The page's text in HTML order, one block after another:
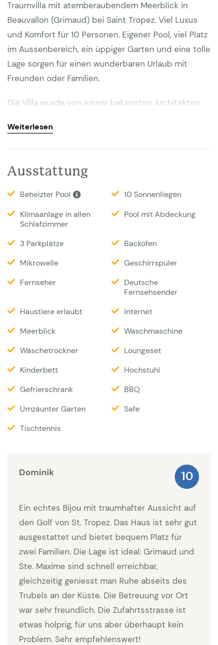
Traumvilla mit atemberaubendem Meerblick in
Beauvallon (Grimaud) bei Saint Tropez. Viel Luxus
und Komfort für 10 Personen. Eigener Pool, viel Platz
im Aussenbereich, ein üppiger Garten und eine tolle
Lage sorgen für einen wunderbaren Urlaub mit
Freunden oder Familien.
Die Villa wurde von einem bekannten Architekten
befindet sich gleich oberhalb beim Golfplatz von
Sainte-Maxime, Grimaud und der berühmte Strand
Pampelonne sind schnell erreichbar.
Das grosse Grundstück wurde wunderbar gestaltet.
Die zahlreichen Terrassen laden zum Genießen und
Entspannen ein. Ihnen steht ein Pool 13 x 4m mit
Poolheizung (auf Anfrage) zur Verfügung. Beim
Schirme, eine Außendusche und ist mit einer
sich die sogenannte „Zone Verte“, mit alten Oliven-
und Korkeichenbäumen. Eine gemauerte Bank lädt
zum Verweilen ein mit magischem Blickes über die
Landschaft ein.Das Meer liegt in etwa 1 KM Abstand
und ist gut zu sehen. In der Garage befinden sich
Spielsachen sowie eine fahrbare und ausklappbare
mehrere Sitzgruppen sowie zwei Überdachte
umzäunt. Aussreichend Parkplätze vorhanden.
Sie betreten die Villa im ersten Stock. Im Haus
befindet sich ein großes, helles Esszimmer mit
langem Esstisch und 10 Stühlen. Von hier haben Sie
Zugang zur Terrasse mit Blick auf St. Tropez und das
Meer. Es gibt ein großes, helles Wohnzimmer mit
großer Sitzlandschaft Auch vom Wohnzimmer aus
gibt es Zugang zur Terrasse. Die Küche ist sehr gut
ausgestattete mit Backofen, Herd, großem
Kühlschrank, Kaffeemaschine, Espressomaschine,
Mixer, Toaster, Wasserkocher, Markengeschirr und
Weiterlesen
Ausstattung
Beheizter Pool
10 Sonnenliegen
Klimaanlage in allen
Schlafzimmer
Pool mit Abdeckung
3 Parkplätze
Backofen
Mikrowelle
Geschirrspüler
Fernseher
Deutsche
Fernsehsender
Haustiere erlaubt
Internet
Meerblick
Waschmaschine
Wäschetrockner
Loungeset
Kinderbett
Hochstuhl
Gefrierschrank
BBQ
Umzäunter Garten
Safe
Tischtennis
Dominik 10
Ein echtes Bijou mit traumhafter Aussicht auf
den Golf von St. Tropez. Das Haus ist sehr gut
ausgestattet und bietet bequem Platz für
zwei Familien. Die Lage ist ideal: Grimaud und
Ste. Maxime sind schnell erreichbar,
gleichzeitig geniesst man Ruhe abseits des
Trubels an der Küste. Die Betreuung vor Ort
war sehr freundlich. Die Zufahrtsstrasse ist
etwas holprig, für uns aber überhaupt kein
Problem. Sehr empfehlenswert!